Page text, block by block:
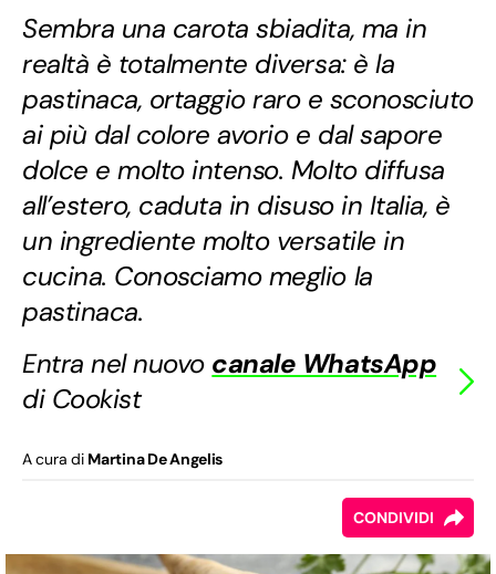
Sembra una carota sbiadita, ma in
realtà è totalmente diversa: è la
pastinaca, ortaggio raro e sconosciuto
ai più dal colore avorio e dal sapore
dolce e molto intenso. Molto diffusa
all’estero, caduta in disuso in Italia, è
un ingrediente molto versatile in
cucina. Conosciamo meglio la
pastinaca.
Entra nel nuovo canale WhatsApp
di Cookist
A cura di Martina De Angelis
CONDIVIDI